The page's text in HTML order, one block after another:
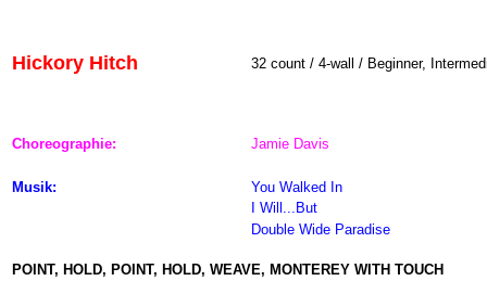
Hickory Hitch 32 count / 4-wall / Beginner,
Choreographie: Jamie Davis
Musik:
You Walked In
I Will...But
Double Wide Paradise
POINT, HOLD, POINT, HOLD, WEAVE, MONTEREY WITH TOUCH